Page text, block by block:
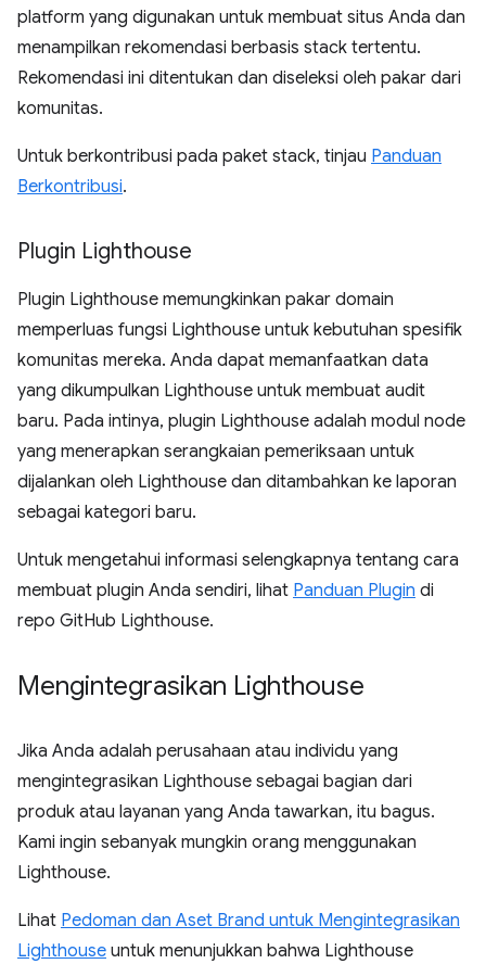
platform yang digunakan untuk membuat situs Anda dan
menampilkan rekomendasi berbasis stack tertentu.
Rekomendasi ini ditentukan dan diseleksi oleh pakar dari
komunitas.
Untuk berkontribusi pada paket stack, tinjau Panduan
Berkontribusi.
Plugin Lighthouse
Plugin Lighthouse memungkinkan pakar domain
memperluas fungsi Lighthouse untuk kebutuhan spesifik
komunitas mereka. Anda dapat memanfaatkan data
yang dikumpulkan Lighthouse untuk membuat audit
baru. Pada intinya, plugin Lighthouse adalah modul node
yang menerapkan serangkaian pemeriksaan untuk
dijalankan oleh Lighthouse dan ditambahkan ke laporan
sebagai kategori baru.
Untuk mengetahui informasi selengkapnya tentang cara
membuat plugin Anda sendiri, lihat Panduan Plugin di
repo GitHub Lighthouse.
Mengintegrasikan Lighthouse
Jika Anda adalah perusahaan atau individu yang
mengintegrasikan Lighthouse sebagai bagian dari
produk atau layanan yang Anda tawarkan, itu bagus.
Kami ingin sebanyak mungkin orang menggunakan
Lighthouse.
Lihat Pedoman dan Aset Brand untuk Mengintegrasikan
Lighthouse untuk menunjukkan bahwa Lighthouse